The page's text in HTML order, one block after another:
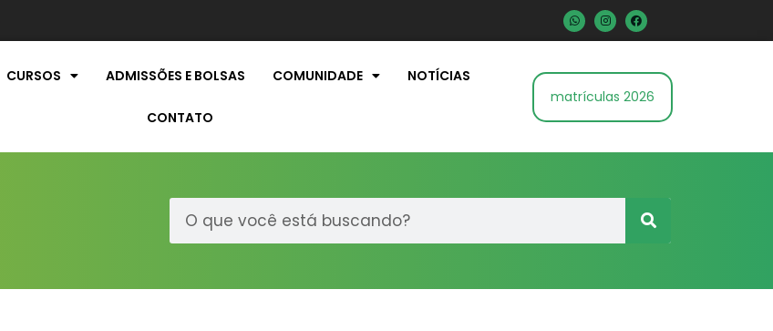
CURSOS ADMISSÕES E BOLSAS COMUNIDADE NOTÍCIAS
CONTATO
matrículas 2026